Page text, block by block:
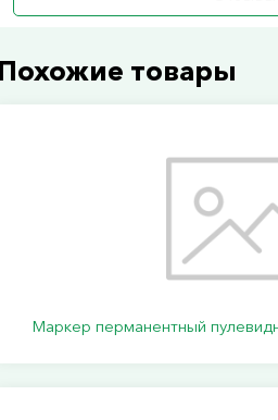
товары
Маркер перманентный